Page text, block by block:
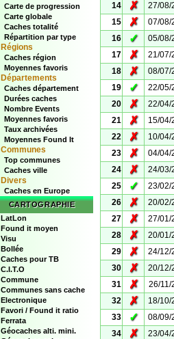
Carte de progression
Carte globale
Caches totalité
Répartition par type
Régions
Caches région
Moyennes favoris
Départements
Caches département
Durées caches
Nombre Events
Moyennes favoris
Taux archivées
Moyennes Found It
Communes
Top communes
Caches ville
Divers
Caches en Europe
CARTOGRAPHIE
LatLon
Found it moyen
Visu
Bollée
Caches pour TB
C.I.T.O
Commune
Communes sans cache
Electronique
Favori / Found it ratio
Ferrata
Géocaches alti. mini.
14
✗ 27/08/
15
✗ 07/08/
16
✓ 05/08/
17
✗ 21/07/
18
✗ 08/07/
19
✓ 22/05/
20
✗ 22/04/
21
✗ 15/04/
22
✗ 10/04/
23
✗ 04/04/
24
✗ 24/03/
25
✓ 23/02/
26
✗ 20/02/
27
✗ 27/01/
28
✗ 20/01/
29
✗ 24/12/
30
✗ 20/12/
31
✗ 26/11/
32
✗ 18/10/
33
✓ 08/09/
34
✗ 23/04/